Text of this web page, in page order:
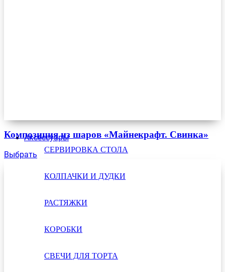
Аксессуары
СЕРВИРОВКА СТОЛА
КОЛПАЧКИ И ДУДКИ
РАСТЯЖКИ
КОРОБКИ
СВЕЧИ ДЛЯ ТОРТА
Композиция из шаров «Майнекрафт. Свинка»
Выбрать